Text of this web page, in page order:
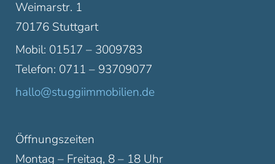
Weimarstr. 1
70176 Stuttgart
Mobil: 01517 – 3009783
Telefon: 0711 – 93709077
hallo@stuggiimmobilien.de
Öffnungszeiten
Montag – Freitag, 8 – 18 Uhr